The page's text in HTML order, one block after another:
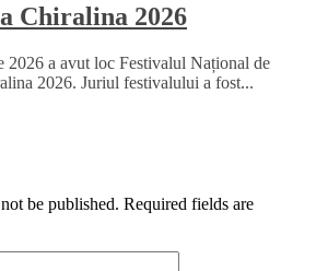
Chiralina 2026
2026 a avut loc Festivalul Național de
2026. Juriul festivalului a fost...
be published. Required fields are